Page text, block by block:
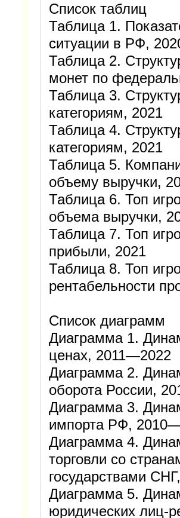
Список таблиц
Таблица 1.
ситуации в РФ,
Таблица 2.
монет по
Таблица 3.
категориям, 2021
Таблица 4.
категориям, 2021
Таблица 5.
объему выручки,
Таблица 6. Топ
объема выручки,
Таблица 7. Топ
прибыли, 2021
Таблица 8. Топ
рентабельности
Список диаграмм
Диаграмма 1.
ценах, 2011—2022
Диаграмма 2.
оборота России,
Диаграмма 3.
импорта РФ,
Диаграмма 4.
торговли со
государствами
Диаграмма 5.
юридических лиц-